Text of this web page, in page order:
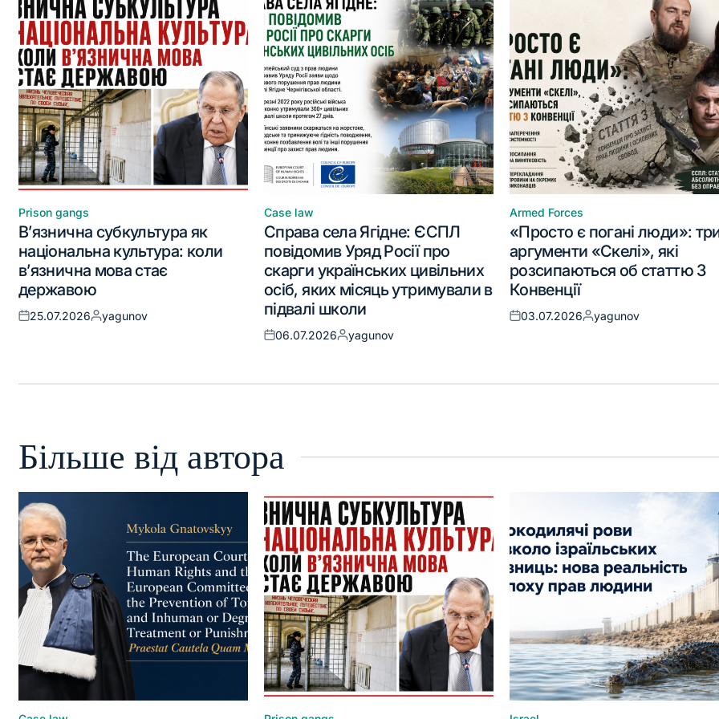
Prison gangs
В’язнична субкультура як
національна культура: коли
в’язнична мова стає
державою
25.07.2026 yagunov
Case law
Справа села Ягідне: ЄСПЛ
повідомив Уряд Росії про
скарги українських цивільних
осіб, яких місяць утримували в
підвалі школи
06.07.2026 yagunov
Armed Forces
«Просто є погані люди»:
аргументи «Скелі», які
розсипаються об статтю 3
Конвенції
03.07.2026 yagunov
Більше від автора